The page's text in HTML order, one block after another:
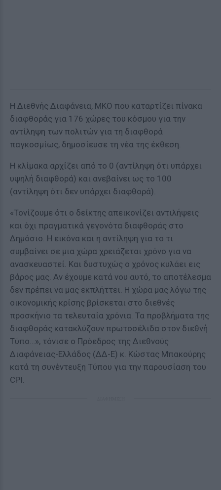
Η Διεθνής Διαφάνεια, ΜΚΟ που καταρτίζει πίνακα
διαφθοράς για 176 χώρες του κόσμου για την
αντίληψη των πολιτών για τη διαφθορά
παγκοσμίως, δημοσίευσε τη νέα της έκθεση.
Η κλίμακα αρχίζει από το 0 (αντίληψη ότι υπάρχει
υψηλή διαφθορά) και ανεβαίνει ως το 100
(αντίληψη ότι δεν υπάρχει διαφθορά).
«Τονίζουμε ότι ο δείκτης απεικονίζει αντιλήψεις
και όχι πραγματικά γεγονότα διαφθοράς στο
Δημόσιο. Η εικόνα και η αντίληψη για το τι
συμβαίνει σε μια χώρα χρειάζεται χρόνο για να
ανασκευαστεί. Και δυστυχώς ο χρόνος κυλάει εις
βάρος μας. Αν έχουμε κατά νου αυτό, το αποτέλεσμα
δεν πρέπει να μας εκπλήττει. Η χώρα μας λόγω της
οικονομικής κρίσης βρίσκεται στο διεθνές
προσκήνιο τα τελευταία χρόνια. Τα προβλήματα της
διαφθοράς κατακλύζουν πρωτοσέλιδα στον διεθνή
Τύπο…», τόνισε ο Πρόεδρος της Διεθνούς
Διαφάνειας-Ελλάδος (ΔΔ-Ε) κ. Κώστας Μπακούρης
κατά τη συνέντευξη Τύπου για την παρουσίαση του
CPI.